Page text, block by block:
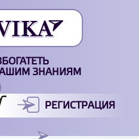
ЗНАНИЯМ
РЕГИСТРАЦИЯ